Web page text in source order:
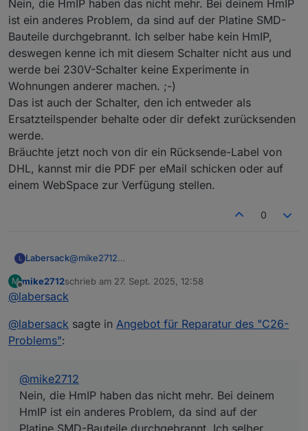
Wow, das ist ja schneller als die Polizei erlaubt.
Vielen Dank
Wenn ich mich Recht erinnere war auch HM IP dabie,
haben diese auch das C25 Problem?
Nein, die HmIP haben das nicht mehr. Bei deinem HmIP
ist ein anderes Problem, da sind auf der Platine SMD-
Bauteile durchgebrannt. Ich selber habe kein HmIP,
deswegen kenne ich mit diesem Schalter nicht aus und
werde bei 230V-Schalter keine Experimente in
Wohnungen anderer machen. ;-)
Das ist auch der Schalter, den ich entweder als
Ersatzteilspender behalte oder dir defekt zurücksenden
werde.
Bräuchte jetzt noch von dir ein Rücksende-Label von
DHL, kannst mir die PDF per eMail schicken oder auf
einem WebSpace zur Verfügung stellen.
0
L Labersack@mike2712
HmIP ist ein anderes Problem, da sind auf der
Schalter nicht aus und werde bei 230V-Schalter
Ersatzteilspender behalte oder dir defekt
Bräuchte jetzt noch von dir ein Rücksende-Label
von DHL, kannst mir die PDF per eMail schicken
oder auf einem WebSpace zur Verfügung stellen.
M
Offline
mike2712schrieb am 27. Sept. 2025, 12:58
zuletzt editiert von
@labersack
@labersack sagte in Angebot für Reparatur des "C26-
Problems":
@mike2712
Nein, die HmIP haben das nicht mehr. Bei deinem
HmIP ist ein anderes Problem, da sind auf der